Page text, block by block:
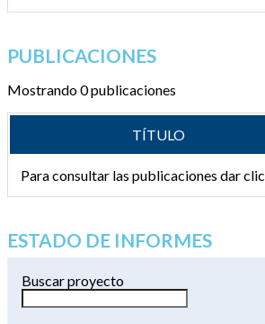
PUBLICACIONES
Mostrando 0 publicaciones
TÍTULO
Para consultar las publicaciones dar clic
ESTADO DE INFORMES
Buscar proyecto